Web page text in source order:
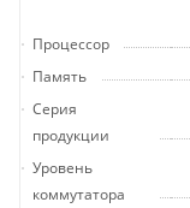
Процессор
Память
Серия
продукции
Уровень
коммутатора